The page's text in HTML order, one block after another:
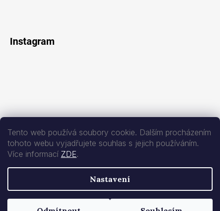
Tento web používá soubory cookie. Dalším procházením
tohoto webu vyjadřujete souhlas s jejich používáním.
Více informací ZDE.
Nastavení
Instagram
Sledovat na Instagramu
Vytvořil Shoptet